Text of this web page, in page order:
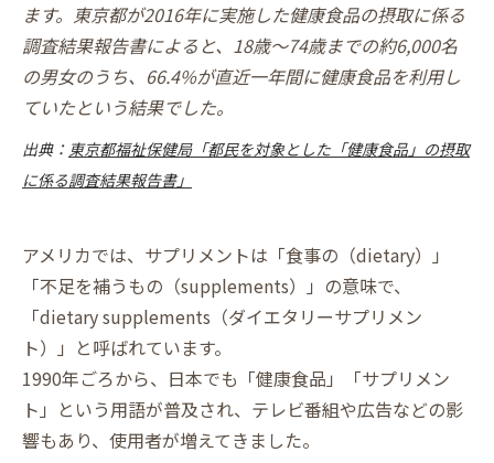
ます。東京都が2016年に実施した健康食品の摂取に係る
調査結果報告書によると、18歳〜74歳までの約6,000名
の男女のうち、66.4%が直近一年間に健康食品を利用し
ていたという結果でした。
出典： 東京都福祉保健局「都民を対象とした「健康食品」の摂取
に係る調査結果報告書」
アメリカでは、サプリメントは「食事の（dietary）」
「不足を補うもの（supplements）」の意味で、
「dietary supplements（ダイエタリーサプリメン
ト）」と呼ばれています。
1990年ごろから、日本でも「健康食品」「サプリメン
ト」という用語が普及され、テレビ番組や広告などの影
響もあり、使用者が増えてきました。